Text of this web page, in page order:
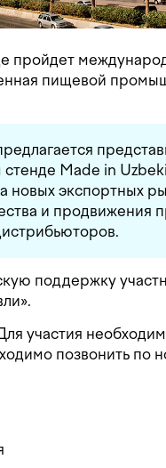
пройдет
пищевой
Made in
новых экспортных
и продвижения
поддержку
участия
позвонить по